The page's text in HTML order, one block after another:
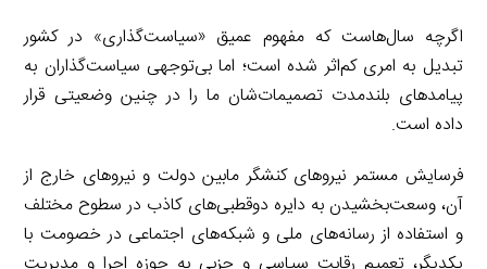
اگرچه سال‌هاست كه مفهوم عمیق «سیاست‌گذاری» در كشور
تبدیل به امری كم‌اثر شده است؛ اما بی‌توجهی سیاست‌گذاران به
پیامدهای بلندمدت تصمیمات‌شان ما را در چنین وضعیتی قرار
داده است.
فرسایش مستمر نیروهای كنشگر مابین دولت و نیروهای خارج از
آن، وسعت‌بخشیدن به دایره دوقطبی‌های كاذب در سطوح مختلف
و استفاده از رسانه‌های ملی و شبكه‌های اجتماعی در خصومت با